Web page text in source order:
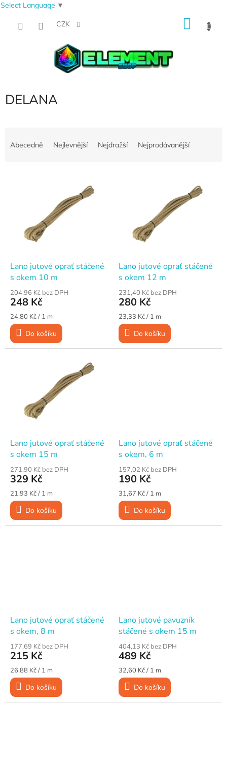
Select Language ▼
CZK
DELANA
Abecedně Nejlevnější Nejdražší Nejprodávanější
Lano jutové oprať stáčené
s okem 10 m
204,96 Kč bez DPH
248 Kč
Měrná
cena:
24,80 Kč / 1 m
Do košíku
Lano jutové oprať stáčené
s okem 12 m
231,40 Kč bez DPH
280 Kč
Měrná
cena:
23,33 Kč / 1 m
Do košíku
Lano jutové oprať stáčené
s okem 15 m
271,90 Kč bez DPH
329 Kč
Měrná
cena:
21,93 Kč / 1 m
Do košíku
Lano jutové oprať stáčené
s okem, 6 m
157,02 Kč bez DPH
190 Kč
Měrná
cena:
31,67 Kč / 1 m
Do košíku
Lano jutové oprať stáčené
s okem, 8 m
177,69 Kč bez DPH
215 Kč
Měrná
cena:
26,88 Kč / 1 m
Do košíku
Lano jutové pavuzník
stáčené s okem 15 m
404,13 Kč bez DPH
489 Kč
Měrná
cena:
32,60 Kč / 1 m
Do košíku